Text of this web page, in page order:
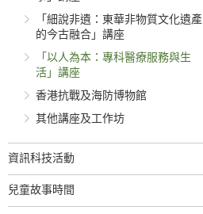
「細說非遺：東華非物質文化遺產
的今古融合」講座
「以人為本：專科醫療服務與生
活」講座
香港抗戰及海防博物館
其他講座及工作坊
資訊科技活動
兒童故事時間